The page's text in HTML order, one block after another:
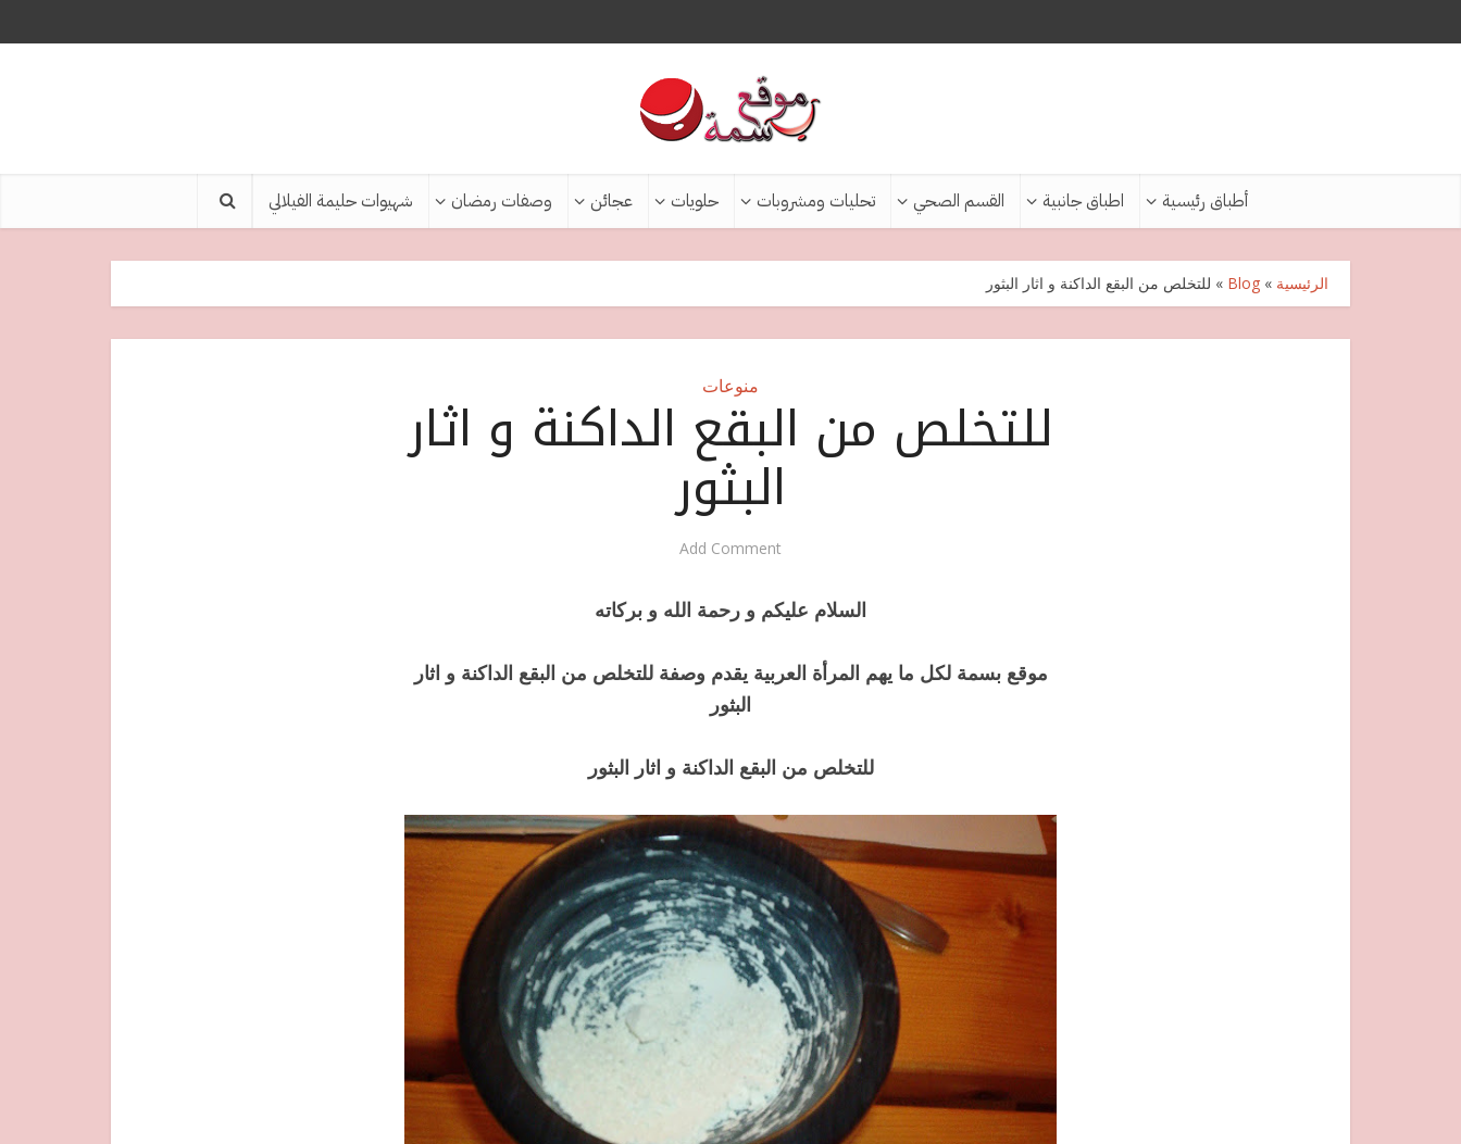
أطباق رئيسية اطباق جانبية القسم الصحي تحليات ومشروبات حلويات عجائن وصفات رمضان شهيوات حليمة الفيلالي
الرئيسية »
Blog
» للتخلص من البقع الداكنة و اثار البثور
منوعات
للتخلص من البقع الداكنة و اثار
البثور
Add Comment
السلام عليكم و رحمة الله و بركاته
موقع بسمة لكل ما يهم المرأة العربية يقدم وصفة للتخلص من البقع الداكنة و اثار
البثور
للتخلص من البقع الداكنة و اثار البثور